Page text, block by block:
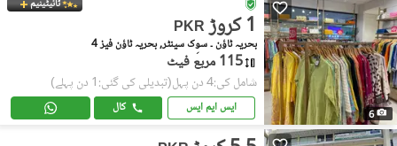
6
ٹائیٹینیم
PKR 1 کروڑ
بحریہ ٹاؤن ۔ سوِک سینٹر, بحریہ ٹاؤن فیز 4
115 مربع فیٹ
شامل کی:4 دن پہل (تبدیلی کی گئی:1 دن پہلے)
ایس ایم ایس کال